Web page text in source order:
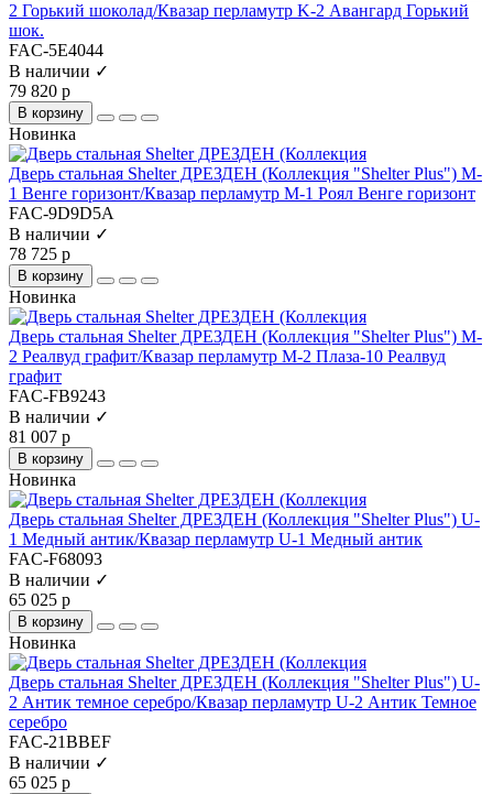
2 Горький шоколад/Квазар перламутр K-2 Авангард Горький
шок.
FAC-5E4044
В наличии ✓
79 820 р
В корзину
Новинка
Дверь стальная Shelter ДРЕЗДЕН (Коллекция "Shelter Plus") M-
1 Венге горизонт/Квазар перламутр M-1 Роял Венге горизонт
FAC-9D9D5A
В наличии ✓
78 725 р
В корзину
Новинка
Дверь стальная Shelter ДРЕЗДЕН (Коллекция "Shelter Plus") M-
2 Реалвуд графит/Квазар перламутр M-2 Плаза-10 Реалвуд
графит
FAC-FB9243
В наличии ✓
81 007 р
В корзину
Новинка
Дверь стальная Shelter ДРЕЗДЕН (Коллекция "Shelter Plus") U-
1 Медный антик/Квазар перламутр U-1 Медный антик
FAC-F68093
В наличии ✓
65 025 р
В корзину
Новинка
Дверь стальная Shelter ДРЕЗДЕН (Коллекция "Shelter Plus") U-
2 Антик темное серебро/Квазар перламутр U-2 Антик Темное
серебро
FAC-21BBEF
В наличии ✓
65 025 р